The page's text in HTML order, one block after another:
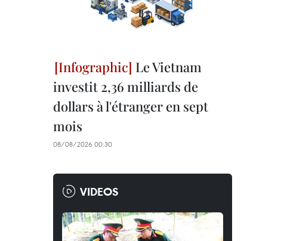
Le Vietnam
investit 2,36 milliards de
dollars à l'étranger en sept
mois
08/08/2026 00:30
VIDEOS